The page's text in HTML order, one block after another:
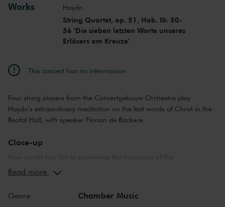
Works Haydn
String Quartet, op. 51, Hob. III: 50-
56 'Die sieben letzten Worte unseres
Erlösers am Kreuze'
This concert has no intermission
Four string players from the Concertgebouw Orchestra play
Haydn's extraordinary meditation on the last words of Christ in the
Recital Hall, with speaker Florian de Backere.
Close-up
How would you like to experience the musicians of the
Concertgebouworkest close up? You can! For years, they have been
Concertgebouw. Two series of three diverse and intimate concerts
Read more
Genre Chamber Music